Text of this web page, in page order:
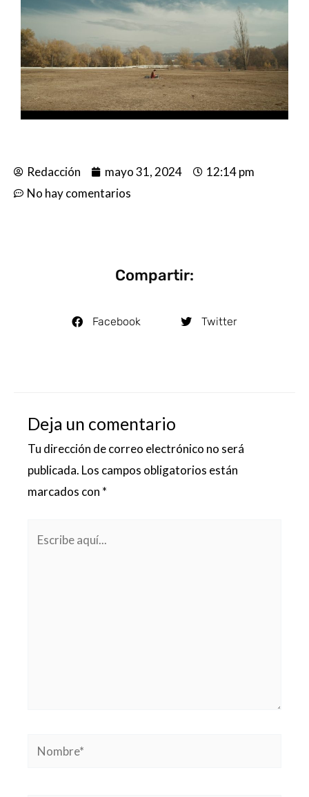
Redacción mayo 31, 2024
12:14 pm
No hay comentarios
Compartir:
Facebook Twitter
Deja un comentario
Tu dirección de correo electrónico no será
publicada. Los campos obligatorios están
marcados con *
Nombre*